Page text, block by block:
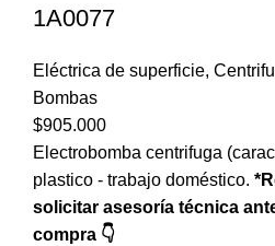
1A0077
Eléctrica de superficie,
Bombas
$905.000
Electrobomba centrifuga
plastico - trabajo doméstico.
solicitar asesoría técnica
compra 👇